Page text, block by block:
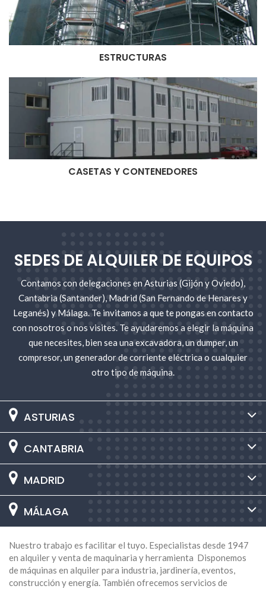
ESTRUCTURAS
CASETAS Y CONTENEDORES
SEDES DE ALQUILER DE EQUIPOS
Contamos con delegaciones en Asturias (Gijón y Oviedo),
Cantabria (Santander), Madrid (San Fernando de Henares y
Leganés) y Málaga. Te invitamos a que te pongas en contacto
con nosotros o nos visites. Te ayudaremos a elegir la máquina
que necesites, bien sea una excavadora, un dumper, un
compresor, un generador de corriente eléctrica o cualquier
otro tipo de máquina.
ASTURIAS
CANTABRIA
MADRID
MÁLAGA
Nuestro trabajo es facilitar el tuyo. Especialistas desde 1947
en alquiler y venta de maquinaria y herramienta Disponemos
de máquinas en alquiler para industria, jardinería, eventos,
construcción y energía. También ofrecemos servicios de